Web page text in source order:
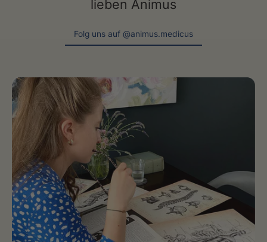
lieben Animus
Folg uns auf @animus.medicus
Folg uns auf @animus.medicus